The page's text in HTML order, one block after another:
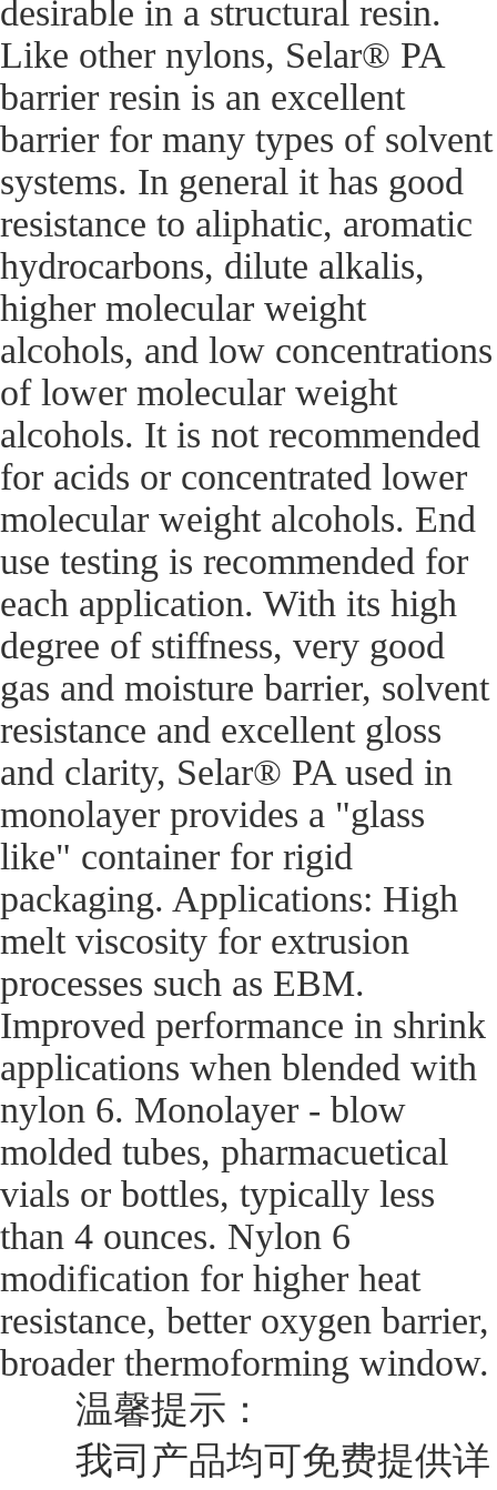
desirable in a structural resin.
Like other nylons, Selar® PA
barrier resin is an excellent
barrier for many types of solvent
systems. In general it has good
resistance to aliphatic, aromatic
hydrocarbons, dilute alkalis,
higher molecular weight
alcohols, and low concentrations
of lower molecular weight
alcohols. It is not recommended
for acids or concentrated lower
molecular weight alcohols. End
use testing is recommended for
each application. With its high
degree of stiffness, very good
gas and moisture barrier, solvent
resistance and excellent gloss
and clarity, Selar® PA used in
monolayer provides a "glass
like" container for rigid
packaging. Applications: High
melt viscosity for extrusion
processes such as EBM.
Improved performance in shrink
applications when blended with
nylon 6. Monolayer - blow
molded tubes, pharmacuetical
vials or bottles, typically less
than 4 ounces. Nylon 6
modification for higher heat
resistance, better oxygen barrier,
broader thermoforming window.
温馨提示：
我司产品均可免费提供详